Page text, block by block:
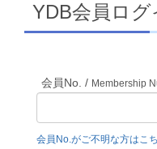
YDB会員ログ
会員No. / Membership
会員No.がご不明な方はこ